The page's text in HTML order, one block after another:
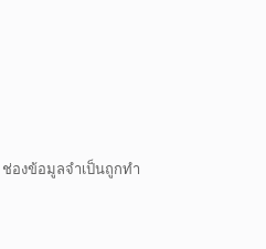
ช่องข้อมูลจำเป็นถูกทำ